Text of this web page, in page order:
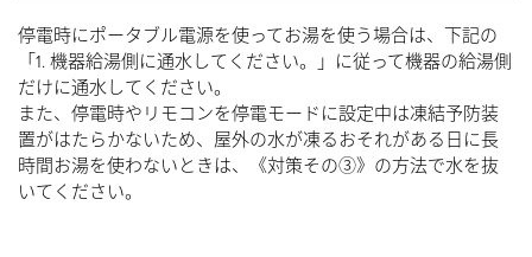
停電時にポータブル電源を使ってお湯を使う場合は、下記の
「1. 機器給湯側に通水してください。」に従って機器の給湯側
だけに通水してください。
また、停電時やリモコンを停電モードに設定中は凍結予防装
置がはたらかないため、屋外の水が凍るおそれがある日に長
時間お湯を使わないときは、《対策その③》の方法で水を抜
いてください。